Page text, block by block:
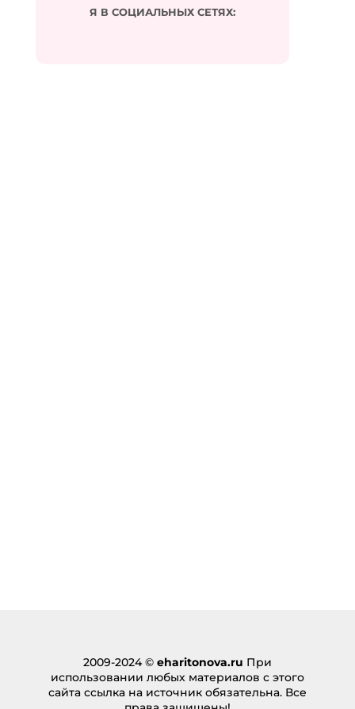
Подписаться на комментарии по e-mail
Я В СОЦИАЛЬНЫХ СЕТЯХ:
2009-2024 © eharitonova.ru При
использовании любых материалов с этого
сайта ссылка на источник обязательна. Все